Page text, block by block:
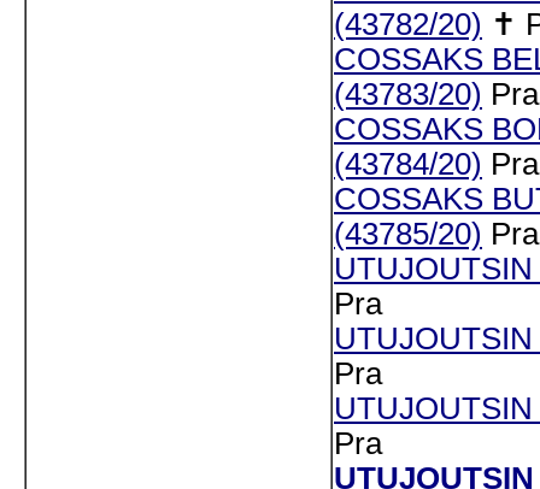
(43782/20) ✝
COSSAKS
(43783/20) Pra
COSSAKS
(43784/20) Pra
COSSAKS
(43785/20) Pra
Pra
UTUJOUTSIN
Pra
Pra